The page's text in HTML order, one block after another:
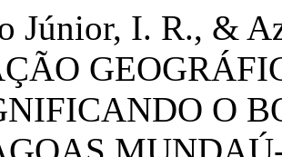
Júnior, I. R., &
O